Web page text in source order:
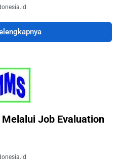
Job Evaluation